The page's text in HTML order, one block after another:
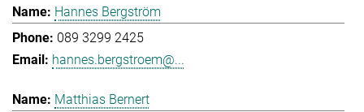
Hannes Bergström
089 3299 2425
hannes.bergstroem@...
Matthias Bernert